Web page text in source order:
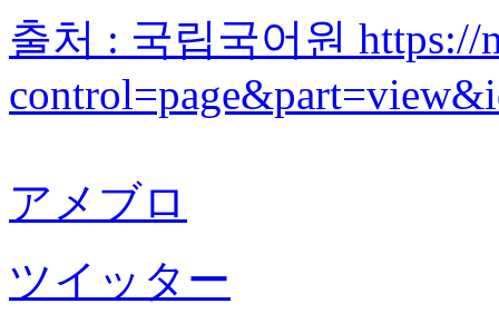
출처 : 국립국어원 https://
アメブロ
ツイッター